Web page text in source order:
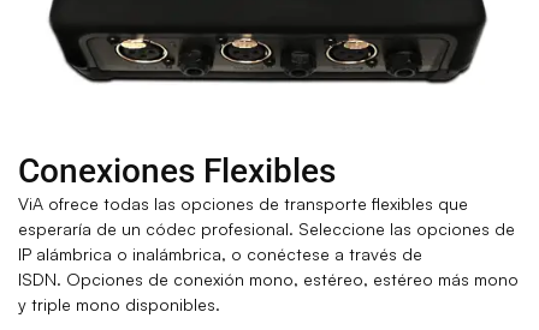
Conexiones Flexibles
ViA ofrece todas las opciones de transporte flexibles que
esperaría de un códec profesional. Seleccione las opciones de
IP alámbrica o inalámbrica, o conéctese a través de
ISDN. Opciones de conexión mono, estéreo, estéreo más mono
y triple mono disponibles.